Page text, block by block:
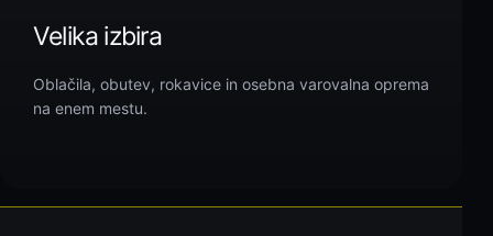
Velika izbira
Oblačila, obutev, rokavice in osebna varovalna oprema
na enem mestu.